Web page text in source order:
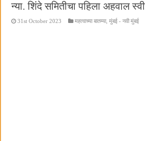
न्या. शिंदे समितीचा पहिला अहवाल
31st October 2023 महत्वाच्या बातम्या,मुंबई - नवी मुंबई